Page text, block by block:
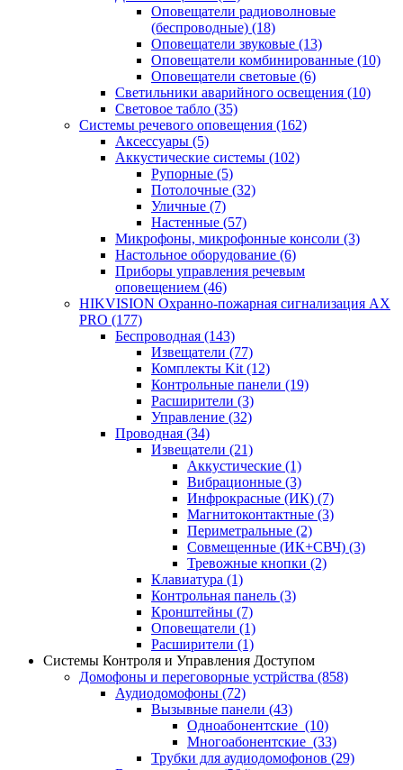
Оповещатели радиоволновые
(беспроводные) (18)
Оповещатели звуковые (13)
Оповещатели комбинированные (10)
Оповещатели световые (6)
Светильники аварийного освещения (10)
Световое табло (35)
Системы речевого оповещения (162)
Аксессуары (5)
Аккустические системы (102)
Рупорные (5)
Потолочные (32)
Уличные (7)
Настенные (57)
Микрофоны, микрофонные консоли (3)
Настольное оборудование (6)
Приборы управления речевым
оповещением (46)
HIKVISION Охранно-пожарная сигнализация AX
PRO (177)
Беспроводная (143)
Извещатели (77)
Комплекты Kit (12)
Контрольные панели (19)
Расширители (3)
Управление (32)
Проводная (34)
Извещатели (21)
Аккустические (1)
Вибрационные (3)
Инфрокрасные (ИК) (7)
Магнитоконтактные (3)
Периметральные (2)
Совмещенные (ИК+СВЧ) (3)
Тревожные кнопки (2)
Клавиатура (1)
Контрольная панель (3)
Кронштейны (7)
Оповещатели (1)
Расширители (1)
Системы Контроля и Управления Доступом
Домофоны и переговорные устрйства (858)
Аудиодомофоны (72)
Вызывные панели (43)
Одноабонентские (10)
Многоабонентские (33)
Трубки для аудиодомофонов (29)